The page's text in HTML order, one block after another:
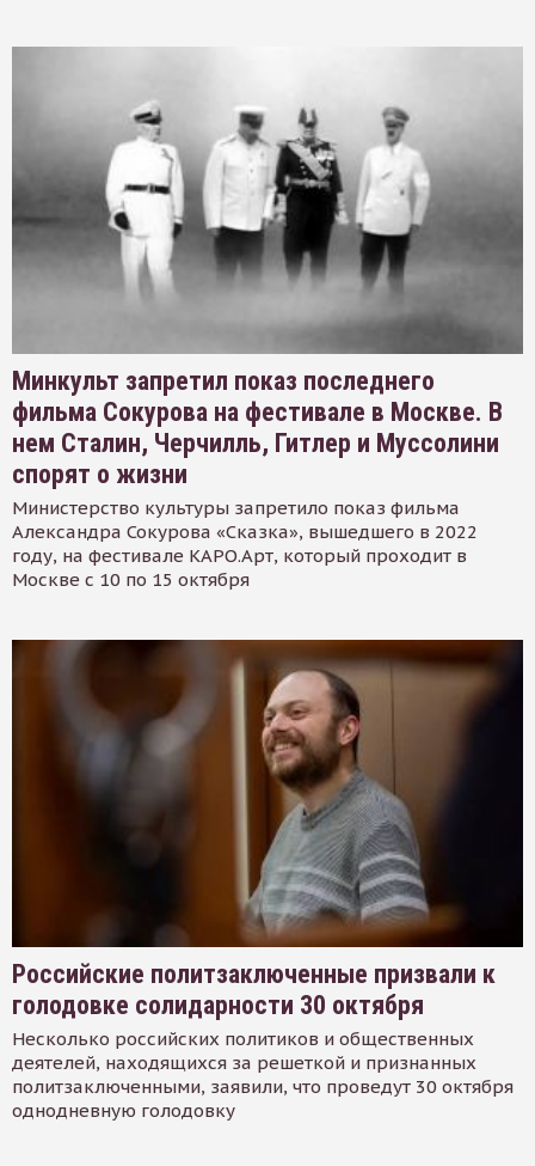
Минкульт запретил показ последнего
фильма Сокурова на фестивале в Москве. В
нем Сталин, Черчилль, Гитлер и Муссолини
спорят о жизни
Министерство культуры запретило показ фильма
Александра Сокурова «Сказка», вышедшего в 2022
году, на фестивале КАРО.Арт, который проходит в
Москве с 10 по 15 октября
Российские политзаключенные призвали к
голодовке солидарности 30 октября
Несколько российских политиков и общественных
деятелей, находящихся за решеткой и признанных
политзаключенными, заявили, что проведут 30 октября
однодневную голодовку